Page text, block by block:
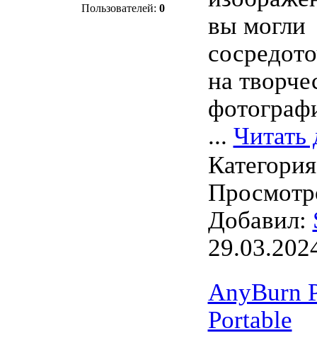
Пользователей: 0
вы могли
на
... Читать
Добавил:
AnyBurn
Portable